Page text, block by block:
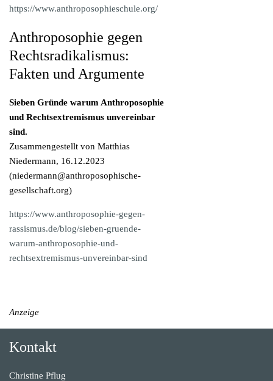
https://www.anthroposophieschule.org/
Anthroposophie gegen
Rechtsradikalismus:
Fakten und Argumente
Sieben Gründe warum Anthroposophie
und Rechtsextremismus unvereinbar
sind.
Zusammengestellt von Matthias
Niedermann, 16.12.2023
(niedermann@anthroposophische-
gesellschaft.org)
https://www.anthroposophie-gegen-
rassismus.de/blog/sieben-gruende-
warum-anthroposophie-und-
rechtsextremismus-unvereinbar-sind
Anzeige
Kontakt
Christine Pflug